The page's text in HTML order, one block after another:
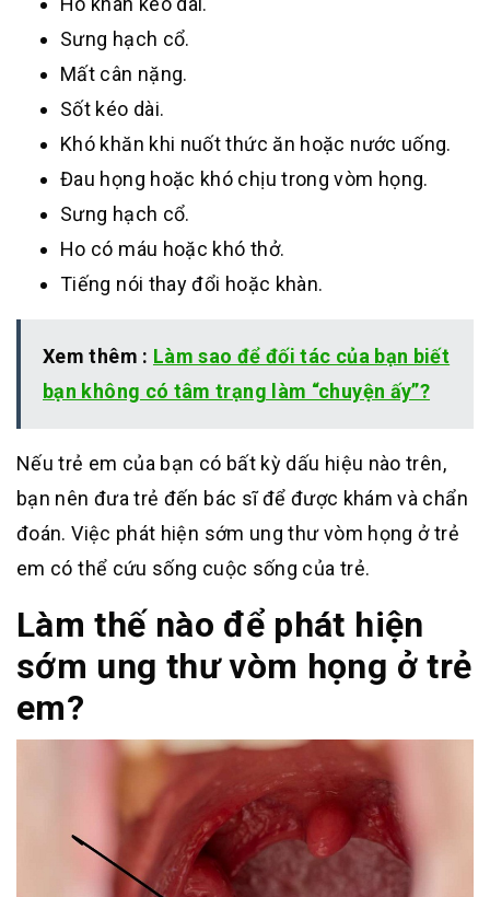
Sưng hạch cổ.
Mất cân nặng.
Sốt kéo dài.
Khó khăn khi nuốt thức ăn hoặc nước uống.
Đau họng hoặc khó chịu trong vòm họng.
Sưng hạch cổ.
Ho có máu hoặc khó thở.
Tiếng nói thay đổi hoặc khàn.
Xem thêm : Làm sao để đối tác của bạn biết
bạn không có tâm trạng làm “chuyện ấy”?
Nếu trẻ em của bạn có bất kỳ dấu hiệu nào trên,
bạn nên đưa trẻ đến bác sĩ để được khám và chẩn
đoán. Việc phát hiện sớm ung thư vòm họng ở trẻ
em có thể cứu sống cuộc sống của trẻ.
Làm thế nào để phát hiện
sớm ung thư vòm họng ở trẻ
em?